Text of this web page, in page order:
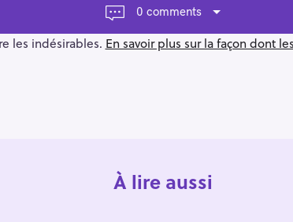
0 comments
les indésirables. En savoir plus sur la façon dont
À lire aussi